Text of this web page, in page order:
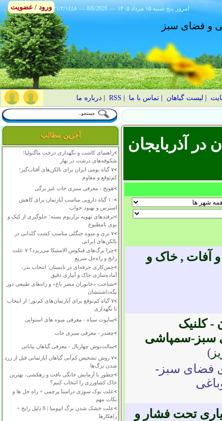
٢١/٢/١٤٤٨ --- 8/6/2026 --- ۱۴۰۵ پنج شنبه ۱۵ مرداد امروز
و فضای سبز
لیست گیاهان |تماس با ما RSS
|درباره ما
آخرین مطالب
>راهنمای کاشت و نگهداری درخت ماگنولیا؛
شکوفه‌های درشت در بهار
>
۷ گیاه بومی ایران برای بالکن‌های آفتاب‌گیر؛
کم‌توقع و مقاوم
>هویج - معرفی سبزی جات غیر برگی
>
۱۰ گیاه دارویی مناسب آپارتمان برای کاهش
استرس و بهبود خواب
>ترفندهای تهویه تراریوم بسته؛ جلوگیری از کپک و
بوی نامطبوع
>
۷ بری و میوه جنگلی مناسب کشت گلدانی در
بالکن‌های ایرانی
>
چرا برگ‌های فیکوس الاستیکا می‌ریزد؟ ۷ علت
رایج و راه‌حل سریع
>چمن‌کاری حرفه‌ای در تابستان: انتخاب بذر،
آماده‌سازی خاک و آبیاری دقیق
>شناخت «جانوران مضر باغ» و راه‌های طبیعی دور
نگه‌داشتنشان
>
۷ گیاه کم‌توقع برای آپارتمان‌های کم‌نور؛ از انتخاب
تا نگهداری
>ساپوت سیاه - معرفی میوه های استوایی
>چغندر - معرفی سبزی جات
>سالت‌بوش چهاربال - معرفی گیاهان بیابانی
>
۷ روش تشخیص کم‌آبی گیاهان آپارتمانی قبل از زرد
شدن برگ‌ها
>چطور با آزمایش خانگی بافت و زهکشی، بهترین
خاک کشاورزی را انتخاب کنیم؟
>علت نوک سوزی دراسنا پرچمی + راه حل ها و
نکات مهم
>
علت خشک شدن برگ ایپومیا | 8 دلیل رایج +
راهکارها
آذربايجان
آفات , خاک و
کلنیک
سبز-سمپاشی
)
فضای سبز-
تحت فشار و
ورود / عضویت